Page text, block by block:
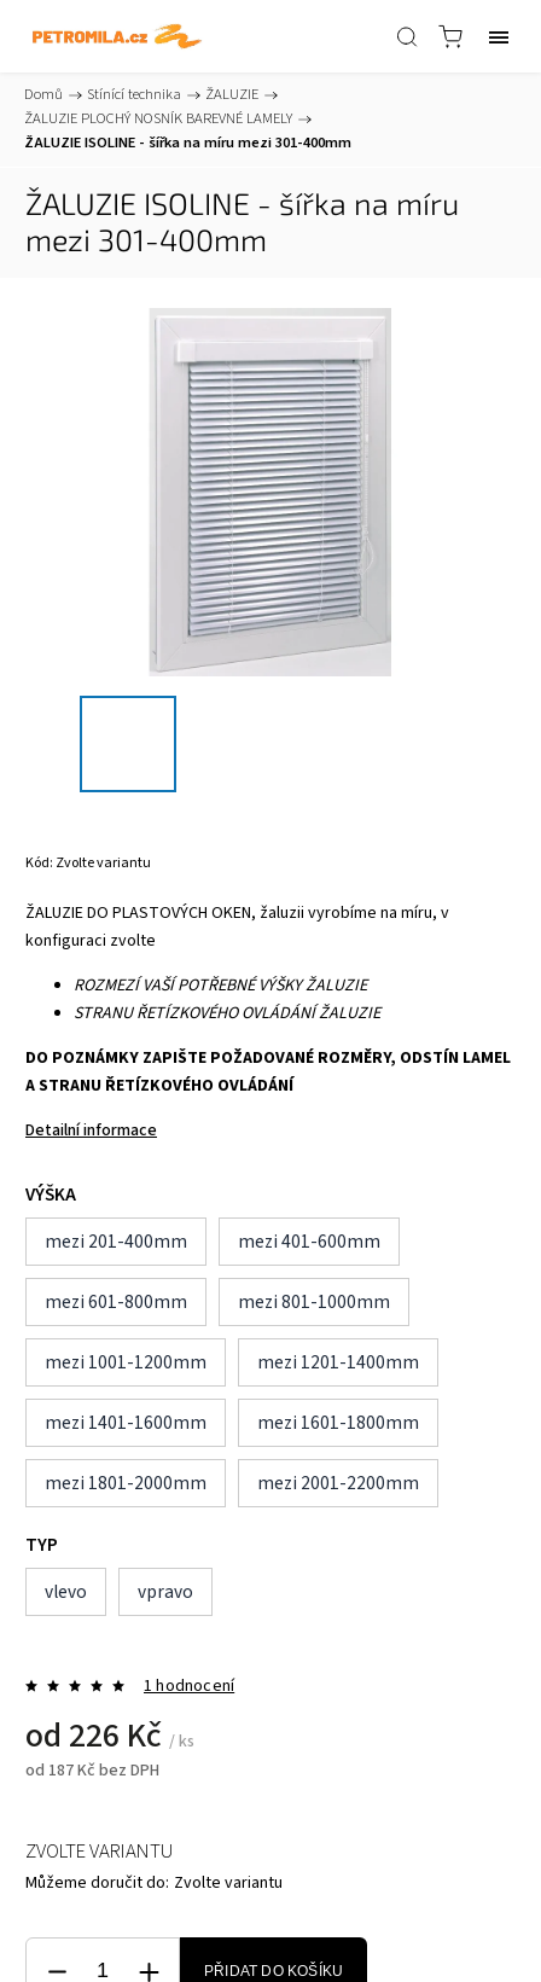
Domů / Stínící technika / ŽALUZIE /
ŽALUZIE PLOCHÝ NOSNÍK BAREVNÉ LAMELY /
ŽALUZIE ISOLINE - šířka na míru mezi 301-400mm
ŽALUZIE ISOLINE - šířka na míru
mezi 301-400mm
Kód: Zvolte variantu
ŽALUZIE DO PLASTOVÝCH OKEN, žaluzii vyrobíme na míru, v
konfiguraci zvolte
ROZMEZÍ VAŠÍ POTŘEBNÉ VÝŠKY ŽALUZIE
STRANU ŘETÍZKOVÉHO OVLÁDÁNÍ ŽALUZIE
DO POZNÁMKY ZAPIŠTE POŽADOVANÉ ROZMĚRY, ODSTÍN LAMEL
A STRANU ŘETÍZKOVÉHO OVLÁDÁNÍ
Detailní informace
VÝŠKA
mezi 201-400mm
mezi 401-600mm
mezi 601-800mm mezi 801-1000mm
mezi 1001-1200mm mezi 1201-1400mm
mezi 1401-1600mm mezi 1601-1800mm
mezi 1801-2000mm mezi 2001-2200mm
TYP
vlevo
vpravo
1 hodnocení
od 226 Kč / ks
od 187 Kč bez DPH
ZVOLTE VARIANTU
Můžeme doručit do: Zvolte variantu
PŘIDAT DO KOŠÍKU